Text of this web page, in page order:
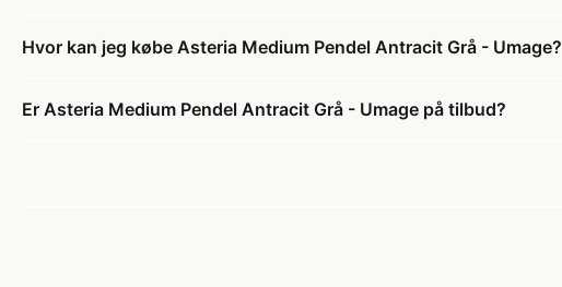
Hvor kan jeg købe Asteria Medium Pendel Antracit Grå - Umage?
Er Asteria Medium Pendel Antracit Grå - Umage på tilbud?